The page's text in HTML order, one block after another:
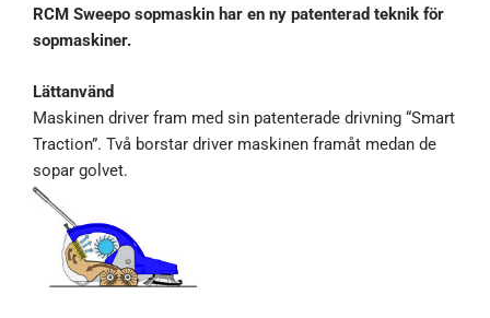
RCM Sweepo sopmaskin har en ny patenterad teknik för
sopmaskiner.
Lättanvänd
Maskinen driver fram med sin patenterade drivning “Smart
Traction”. Två borstar driver maskinen framåt medan de
sopar golvet.